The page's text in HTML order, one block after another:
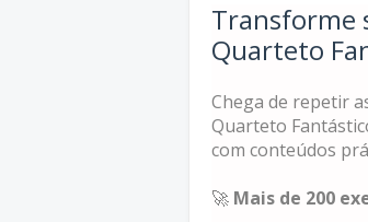
Transforme
Quarteto
Chega de repetir
Quarteto
com conteúdos
🚀 Mais de 200